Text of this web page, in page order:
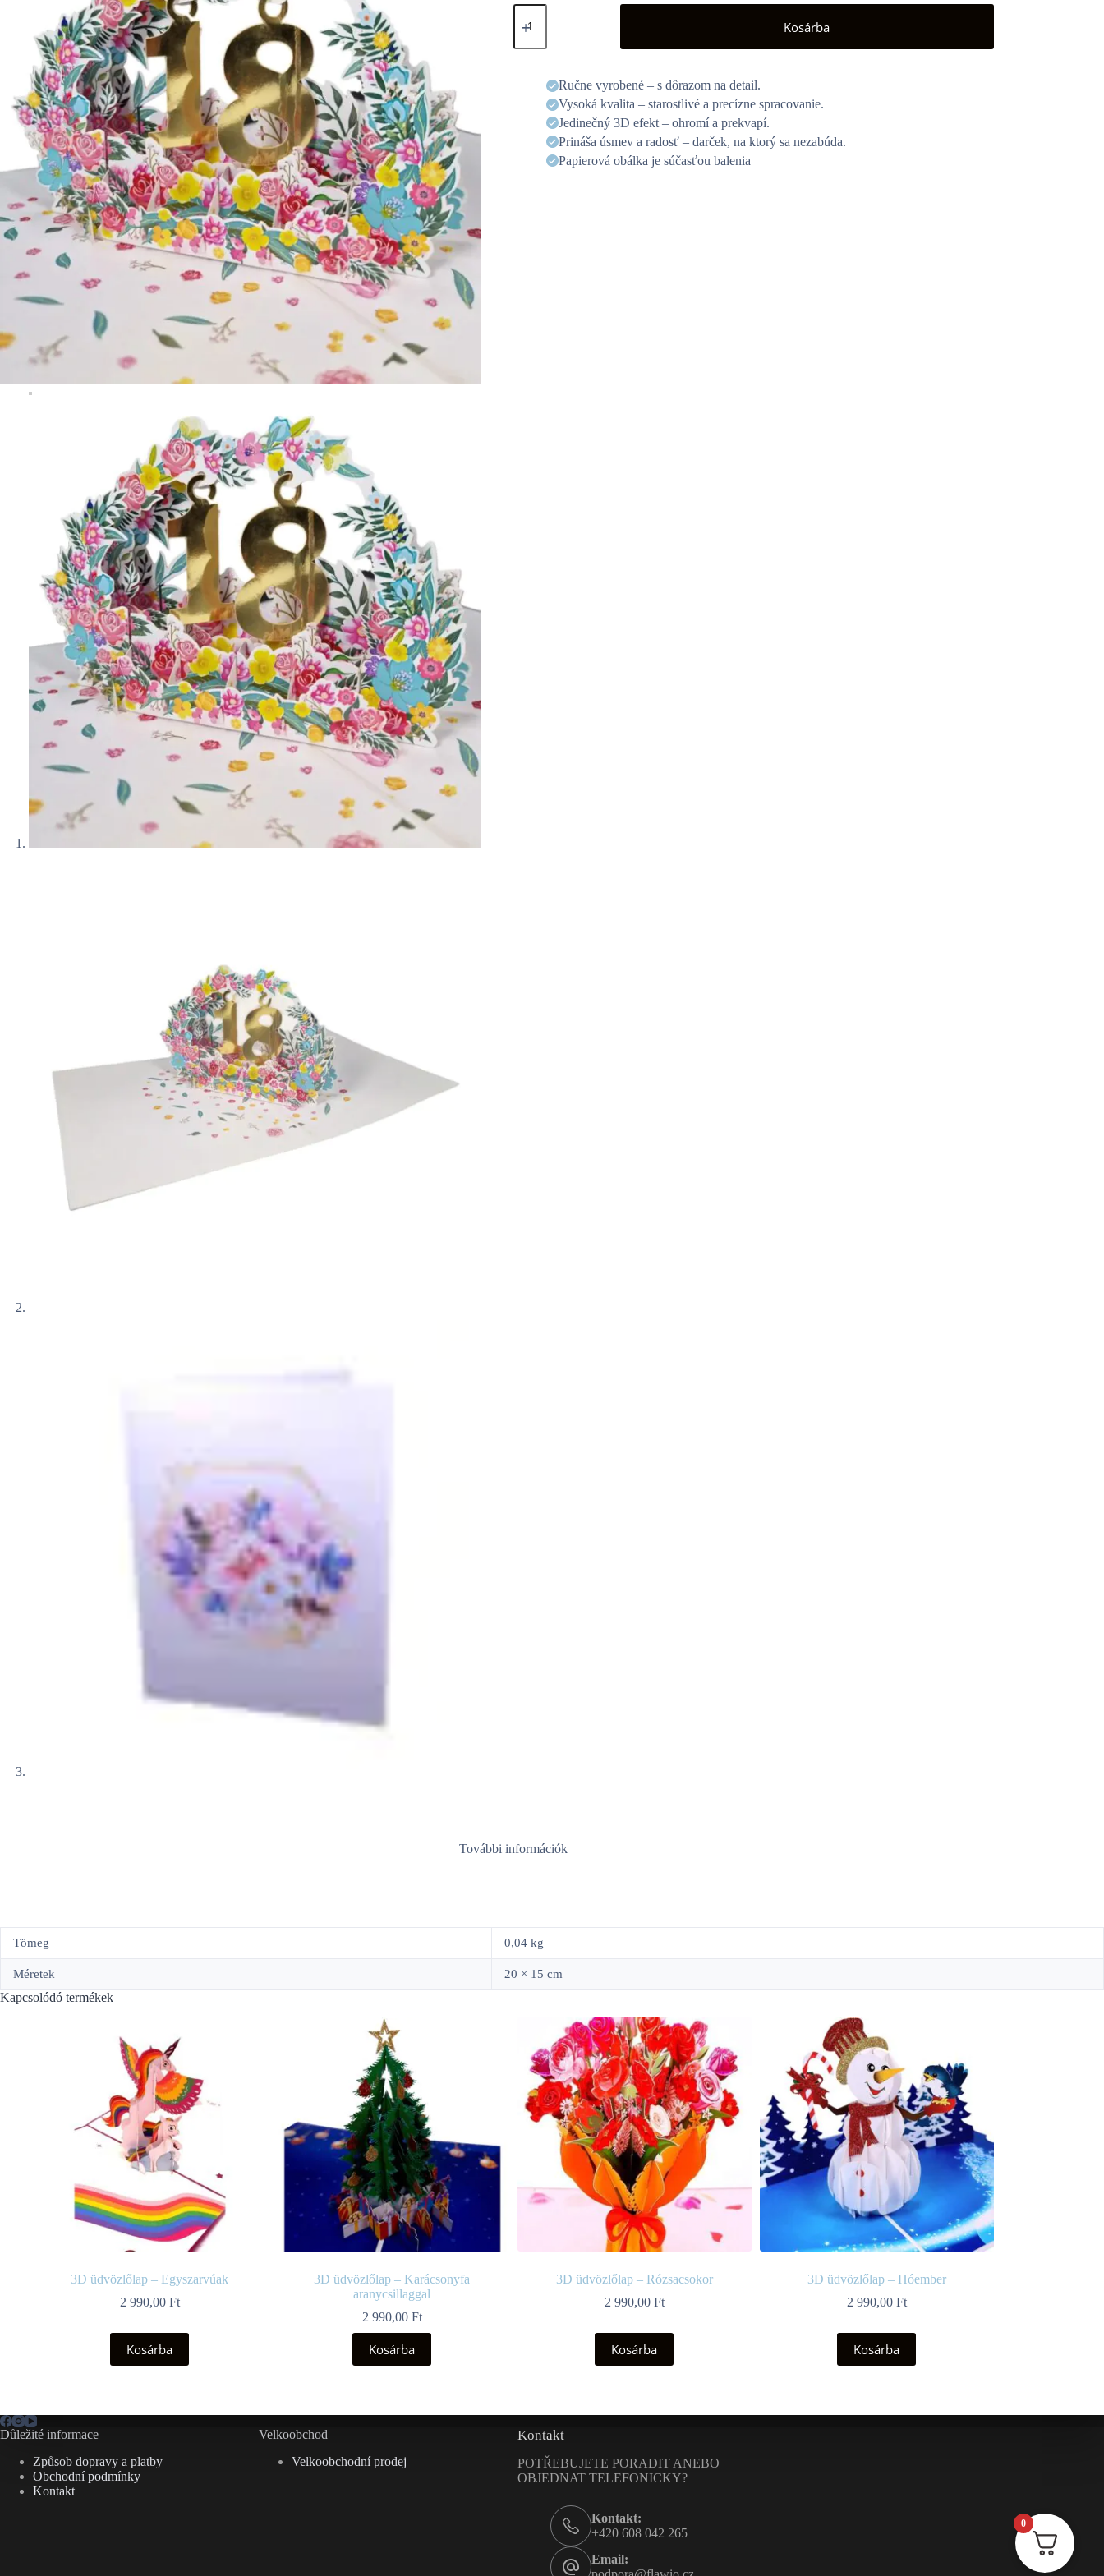
3D
üdvözlőlap
18-
mennyiség
Kosárba
Ručne vyrobené – s dôrazom na detail.
Vysoká kvalita – starostlivé a precízne spracovanie.
Jedinečný 3D efekt – ohromí a prekvapí.
Prináša úsmev a radosť – darček, na ktorý sa nezabúda.
Papierová obálka je súčasťou balenia
További információk
Tömeg 0,04 kg
Méretek 20 × 15 cm
Kapcsolódó termékek
3D üdvözlőlap – Egyszarvúak
2 990,00 Ft
Kosárba
3D üdvözlőlap – Karácsonyfa
aranycsillaggal
2 990,00 Ft
Kosárba
3D üdvözlőlap – Rózsacsokor
2 990,00 Ft
Kosárba
3D üdvözlőlap – Hóember
2 990,00 Ft
Kosárba
Důležité informace
Způsob dopravy a platby
Obchodní podmínky
Kontakt
Velkoobchod
Velkoobchodní prodej
Kontakt
POTŘEBUJETE PORADIT ANEBO
OBJEDNAT TELEFONICKY?
Kontakt:
+420 608 042 265
Email:
0